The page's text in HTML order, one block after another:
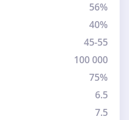
56%
40%
45-55
100 000
75%
6.5
7.5